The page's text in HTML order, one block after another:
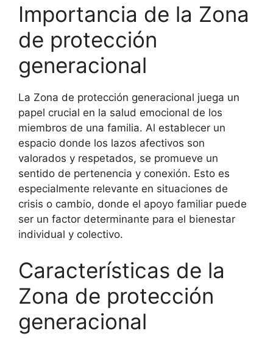
Importancia de la Zona
de protección
generacional
La Zona de protección generacional juega un
papel crucial en la salud emocional de los
miembros de una familia. Al establecer un
espacio donde los lazos afectivos son
valorados y respetados, se promueve un
sentido de pertenencia y conexión. Esto es
especialmente relevante en situaciones de
crisis o cambio, donde el apoyo familiar puede
ser un factor determinante para el bienestar
individual y colectivo.
Características de la
Zona de protección
generacional